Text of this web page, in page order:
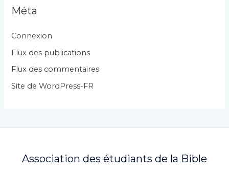
g
r
i
e
Méta
Connexion
Flux des publications
Flux des commentaires
Site de WordPress-FR
Association des étudiants de la Bible